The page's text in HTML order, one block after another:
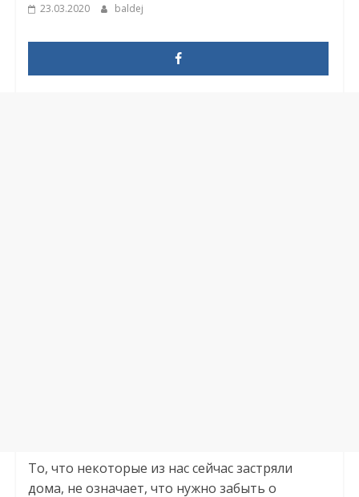
23.03.2020 baldej
То, что некоторые из нас сейчас застряли
дома, не означает, что нужно забыть о